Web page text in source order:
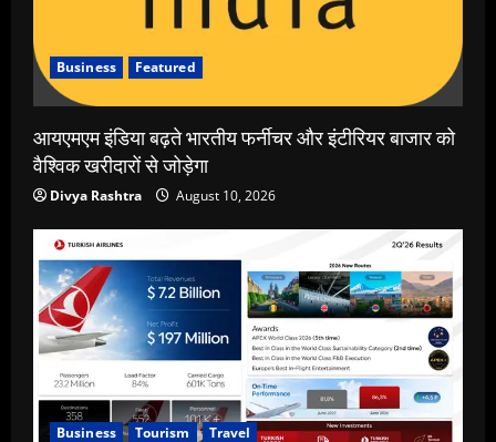
Business Featured
आयएमएम इंडिया बढ़ते भारतीय फर्नीचर और इंटीरियर बाजार को
वैश्विक खरीदारों से जोड़ेगा
Divya Rashtra August 10, 2026
Business Tourism Travel